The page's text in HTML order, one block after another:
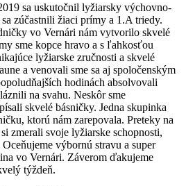
sa uskutočnil lyžiarsky výchovno-
zúčastnili žiaci prímy a 1.A triedy.
vo Vernári nám vytvorilo skvelé
sme kopce hravo a s ľahkosťou
lyžiarske zručnosti a skvelé
a venovali sme sa aj spoločenským
hodinách absolvovali
na svahu. Neskôr sme
skvelé básničky. Jedna skupinka
ktorú nám zarepovala. Preteky na
zmerali svoje lyžiarske schopnosti,
výbornú stravu a super
vo Vernári. Záverom ďakujeme
týždeň.